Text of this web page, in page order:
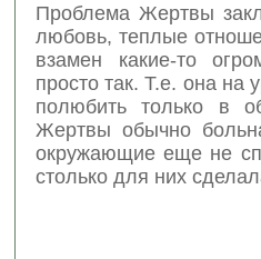
Проблема Жертвы
любовь, теплые
взамен какие-то
просто так. Т.е. она на
полюбить только в
Жертвы обычно
окружающие еще не
столько для них